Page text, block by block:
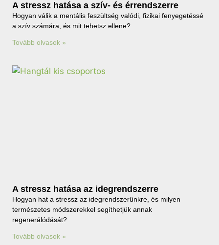
A stressz hatása a szív- és érrendszerre
Hogyan válik a mentális feszültség valódi, fizikai fenyegetéssé
a szív számára, és mit tehetsz ellene?
Tovább olvasok »
A stressz hatása az idegrendszerre
Hogyan hat a stressz az idegrendszerünkre, és milyen
természetes módszerekkel segíthetjük annak
regenerálódását?
Tovább olvasok »